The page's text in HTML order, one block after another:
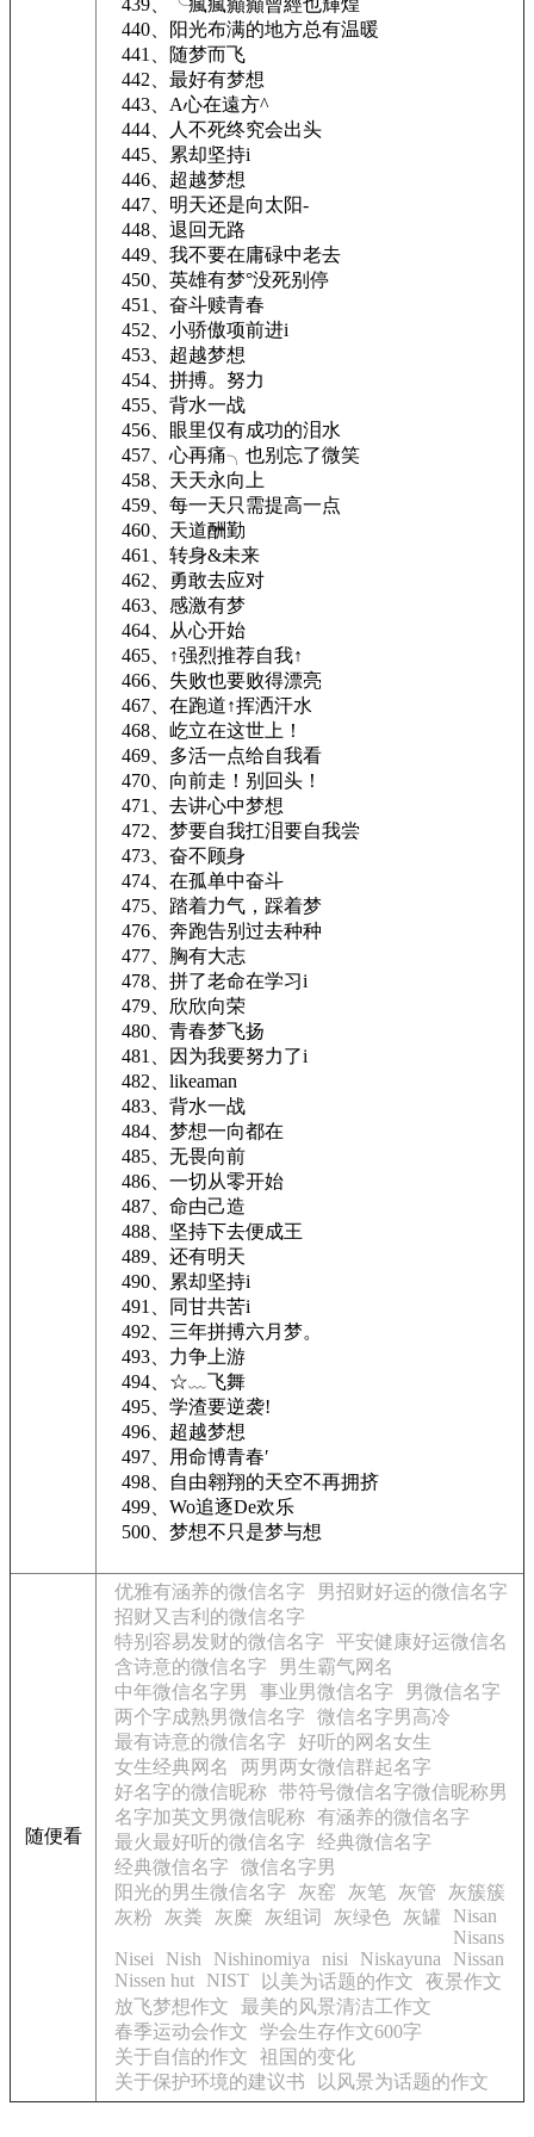
439、╰瘋瘋癲癲曾經也輝煌
440、阳光布满的地方总有温暖
441、随梦而飞
442、最好有梦想
443、A心在遠方^
444、人不死终究会出头
445、累却坚持i
446、超越梦想
447、明天还是向太阳-
448、退回无路
449、我不要在庸碌中老去
450、英雄有梦°没死别停
451、奋斗赎青春
452、小骄傲项前进i
453、超越梦想
454、拼搏。努力
455、背水一战
456、眼里仅有成功的泪水
457、心再痛╮也别忘了微笑
458、天天永向上
459、每一天只需提高一点
460、天道酬勤
461、转身&未来
462、勇敢去应对
463、感激有梦
464、从心开始
465、↑强烈推荐自我↑
466、失败也要败得漂亮
467、在跑道↑挥洒汗水
468、屹立在这世上！
469、多活一点给自我看
470、向前走！别回头！
471、去讲心中梦想
472、梦要自我扛泪要自我尝
473、奋不顾身
474、在孤单中奋斗
475、踏着力气，踩着梦
476、奔跑告别过去种种
477、胸有大志
478、拼了老命在学习i
479、欣欣向荣
480、青春梦飞扬
481、因为我要努力了i
482、likeaman
483、背水一战
484、梦想一向都在
485、无畏向前
486、一切从零开始
487、命甴己造
488、坚持下去便成王
489、还有明天
490、累却坚持i
491、同甘共苦i
492、三年拼搏六月梦。
493、力争上游
494、☆﹏飞舞
495、学渣要逆袭!
496、超越梦想
497、用命博青春′
498、自由翱翔的天空不再拥挤
499、Wo追逐De欢乐
500、梦想不只是梦与想
随便看
优雅有涵养的微信名字
男招财好运的微信名字
招财又吉利的微信名字
特别容易发财的微信名字
平安健康好运微信名
含诗意的微信名字
男生霸气网名
中年微信名字男
事业男微信名字
男微信名字
两个字成熟男微信名字
微信名字男高冷
最有诗意的微信名字
好听的网名女生
女生经典网名
两男两女微信群起名字
好名字的微信昵称 带符号微信名字微信昵称男
名字加英文男微信昵称 有涵养的微信名字
最火最好听的微信名字
经典微信名字
经典微信名字
微信名字男
阳光的男生微信名字
灰窑 灰笔 灰管
灰簇簇
灰粉
灰粪 灰糜 灰组词 灰绿色 灰罐
Nisan
Nisans
Nisei
Nish Nishinomiya nisi Niskayuna
Nissan
Nissen hut
NIST 以美为话题的作文
夜景作文
放飞梦想作文
最美的风景清洁工作文
春季运动会作文
学会生存作文600字
关于自信的作文
祖国的变化
关于保护环境的建议书
以风景为话题的作文